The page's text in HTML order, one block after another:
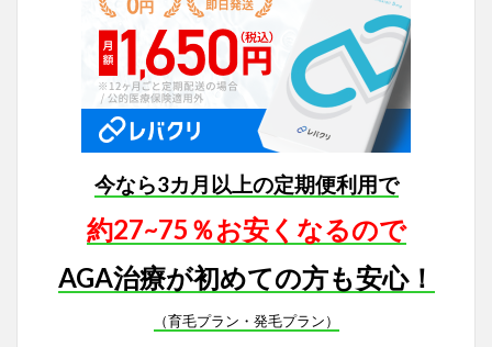
今なら3カ月以上の定期便利用で
約27~75％お安くなるので
AGA治療が初めての方も安心！
（育毛プラン・発毛プラン）